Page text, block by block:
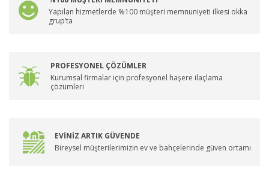
Yapılan hizmetlerde %100 müşteri memnuniyeti ilkesi okka
grup’ta
PROFESYONEL ÇÖZÜMLER
Kurumsal firmalar için profesyonel haşere ilaçlama
çözümleri
EVİNİZ ARTIK GÜVENDE
Bireysel müşterilerimizin ev ve bahçelerinde güven ortamı